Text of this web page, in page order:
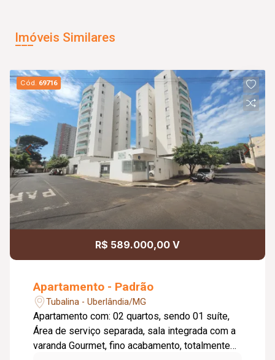
Imóveis Similares
Cód. 69716
R$ 589.000,00 V
Apartamento - Padrão
Tubalina - Uberlândia/MG
Apartamento com: 02 quartos, sendo 01 suíte,
Área de serviço separada, sala integrada com a
varanda Gourmet, fino acabamento, totalmente